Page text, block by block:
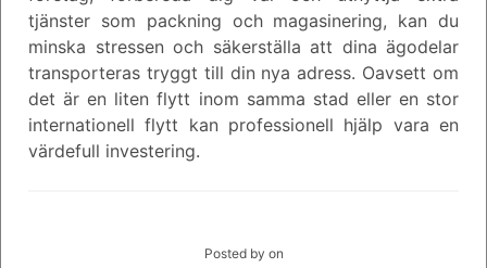
tjänster som packning och magasinering, kan du
minska stressen och säkerställa att dina ägodelar
transporteras tryggt till din nya adress. Oavsett om
det är en liten flytt inom samma stad eller en stor
internationell flytt kan professionell hjälp vara en
värdefull investering.
Posted by on